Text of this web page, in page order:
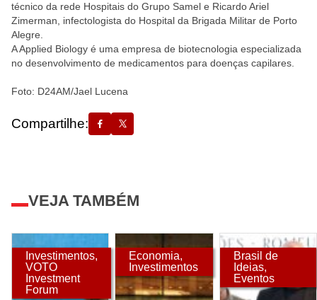
técnico da rede Hospitais do Grupo Samel e Ricardo Ariel
Zimerman, infectologista do Hospital da Brigada Militar de Porto
Alegre.
A Applied Biology é uma empresa de biotecnologia especializada
no desenvolvimento de medicamentos para doenças capilares.
Foto: D24AM/Jael Lucena
Compartilhe:
VEJA TAMBÉM
Investimentos,
VOTO
Investment
Forum
Economia,
Investimentos
Brasil de
Ideias,
Eventos